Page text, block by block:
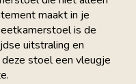
maakt in je
is de
uitstraling en
stoel een vleugje